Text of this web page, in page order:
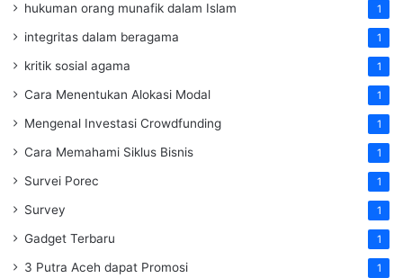
hukuman orang munafik dalam Islam 1
integritas dalam beragama 1
kritik sosial agama 1
Cara Menentukan Alokasi Modal 1
Mengenal Investasi Crowdfunding 1
Cara Memahami Siklus Bisnis 1
Survei Porec 1
Survey 1
Gadget Terbaru 1
3 Putra Aceh dapat Promosi 1